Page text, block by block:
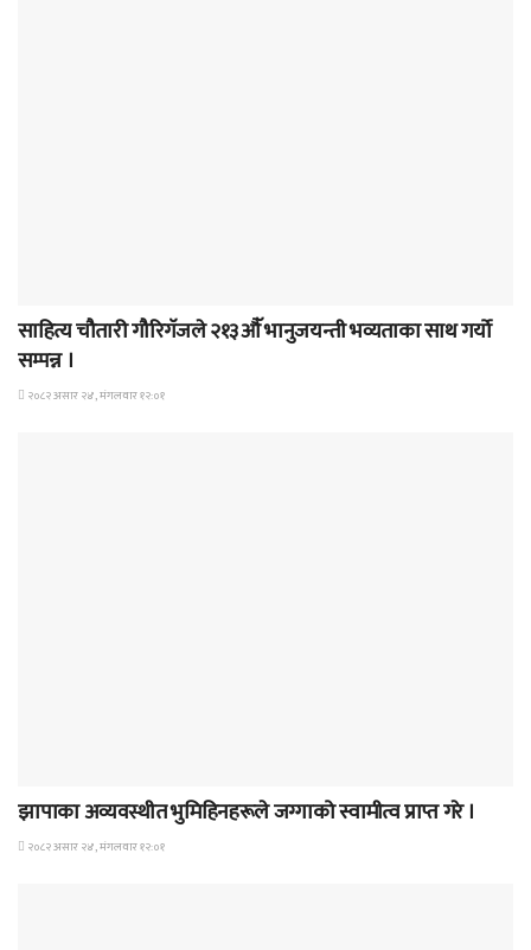
साहित्य चौतारी गौरिगॅजले २१३औॅ भानुजयन्ती भव्यताका साथ गर्यो
सम्पन्न ।
२०८२ असार २४, मंगलवार १२:०१
झापाका अव्यवस्थीत भुमिहिनहरूले जग्गाको स्वामीत्व प्राप्त गरे ।
२०८२ असार २४, मंगलवार १२:०१